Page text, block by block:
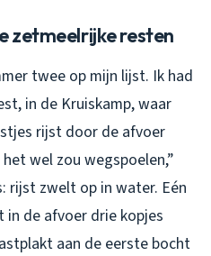
zetmeelrijke resten
twee op mijn lijst. Ik had
in de Kruiskamp, waar
rijst door de afvoer
wel zou wegspoelen,”
rijst zwelt op in water. Eén
de afvoer drie kopjes
aan de eerste bocht